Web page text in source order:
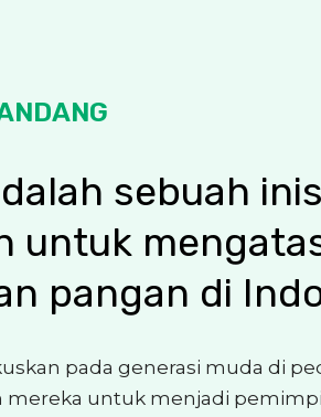
sebuah
untuk
pangan di
pada generasi muda di
mereka untuk menjadi